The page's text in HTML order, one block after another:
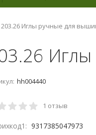
203.26 Иглы ручные для
hh004440
1 отзыв
9317385047973